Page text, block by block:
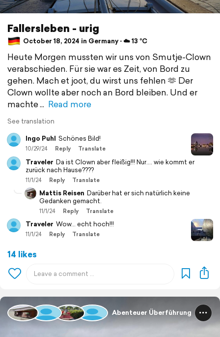
Fallersleben - urig
October 18, 2024 in Germany ⋅ ☁️ 13 °C
Heute Morgen mussten wir uns von Smutje-Clown
verabschieden. Für sie war es Zeit, von Bord zu
gehen. Mach et joot, du wirst uns fehlen 🫶 Der
Clown wollte aber noch an Bord bleiben. Und er
machte
Read more
See translation
Ingo Puhl Schönes Bild!
10/29/24 Reply Translate
Traveler Da ist Clown aber fleißig!!! Nur.... wie kommt er
zurück nach Hause????
11/1/24 Reply Translate
Mattis Reisen Darüber hat er sich natürlich keine
Gedanken gemacht.
11/1/24 Reply Translate
Traveler Wow... echt hoch!!!
11/1/24 Reply Translate
14 likes
Abenteuer Überführung